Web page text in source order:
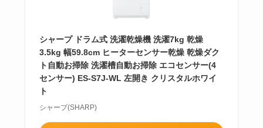
シャープ ドラム式 洗濯乾燥機 洗濯7kg 乾燥
3.5kg 幅59.8cm ヒーターセンサー乾燥 乾燥ダク
ト自動お掃除 洗濯槽自動お掃除 エコセンサー(4
センサー) ES-S7J-WL 左開き クリスタルホワイ
ト
シャープ(SHARP)